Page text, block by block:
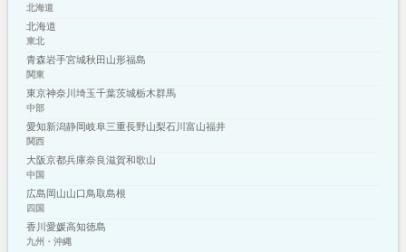
北海道
北海道
東北
青森岩手宮城秋田山形福島
関東
東京神奈川埼玉千葉茨城栃木群馬
中部
愛知新潟静岡岐阜三重長野山梨石川富山福井
関西
大阪京都兵庫奈良滋賀和歌山
中国
広島岡山山口 鳥取島根
四国
香川愛媛高知徳島
九州・沖縄